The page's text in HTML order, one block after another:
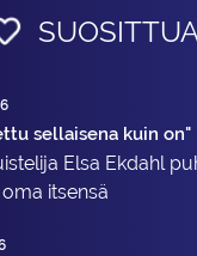
sellaisena kuin on"
Elsa Ekdahl
itsensä